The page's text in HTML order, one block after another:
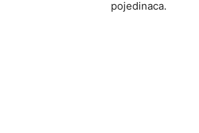
pojedinaca.